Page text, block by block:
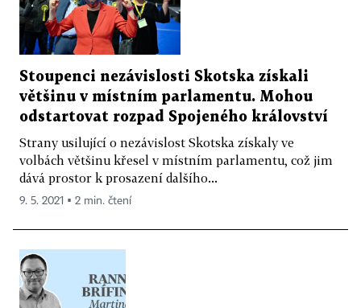
Stoupenci nezávislosti Skotska získali
většinu v místním parlamentu. Mohou
odstartovat rozpad Spojeného království
Strany usilující o nezávislost Skotska získaly ve
volbách většinu křesel v místním parlamentu, což jim
dává prostor k prosazení dalšího...
9. 5. 2021 ▪ 2 min. čtení